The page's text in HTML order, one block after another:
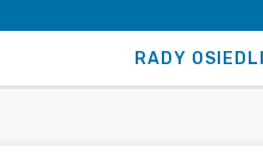
RADY OSIEDLI